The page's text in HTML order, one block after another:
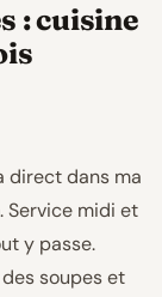
: cuisine
direct dans ma
Service midi et
y passe.
soupes et